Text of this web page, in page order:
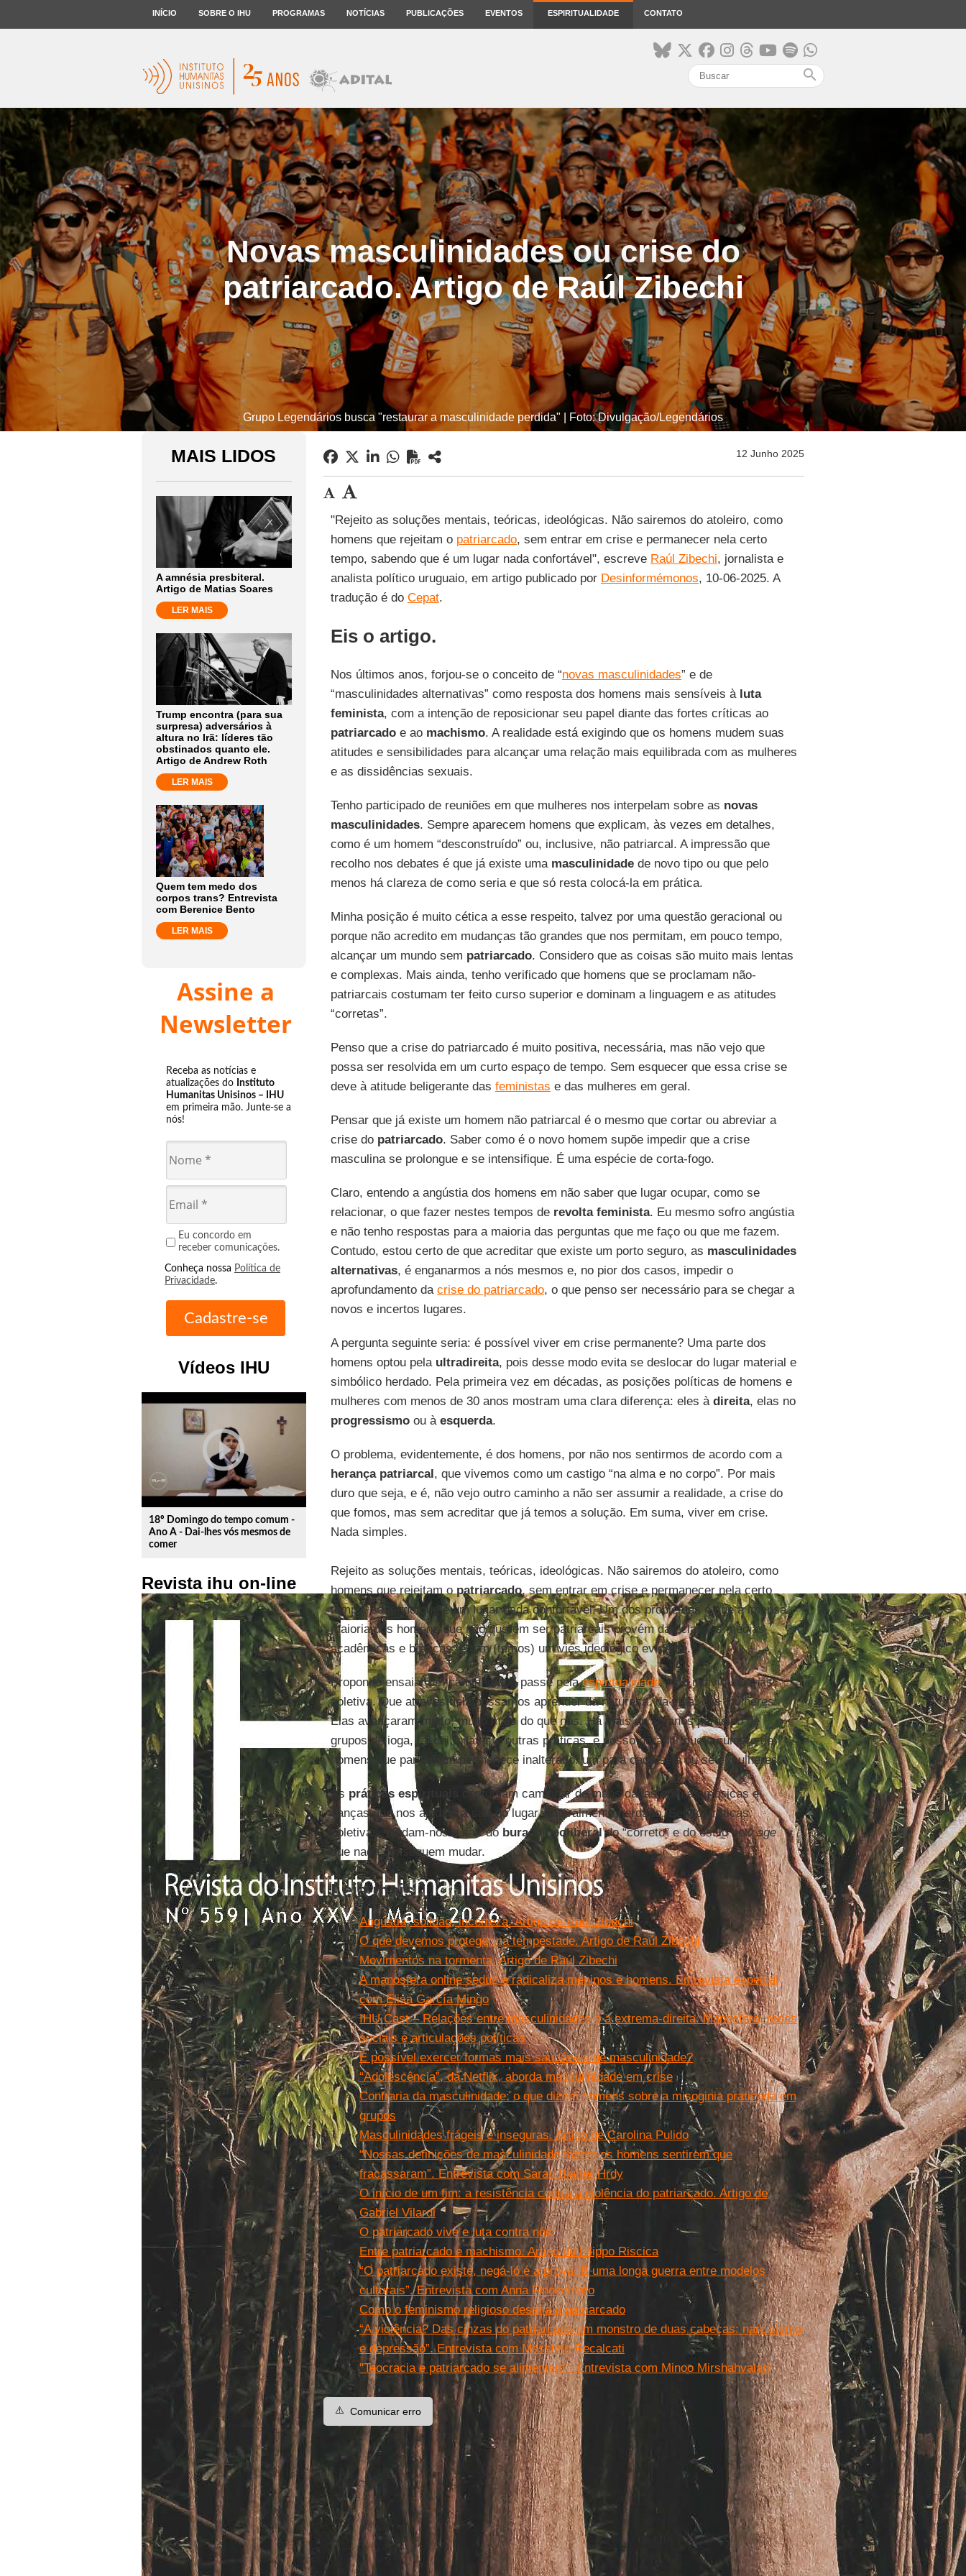
INÍCIO SOBRE O IHU PROGRAMAS NOTÍCIAS PUBLICAÇÕES EVENTOS ESPIRITUALIDADE CONTATO
search
Novas masculinidades ou crise do
patriarcado. Artigo de Raúl Zibechi
Grupo Legendários busca "restaurar a masculinidade perdida" | Foto: Divulgação/Legendários
MAIS LIDOS
A amnésia presbiteral.
Artigo de Matias Soares
LER MAIS
Trump encontra (para sua
surpresa) adversários à
altura no Irã: líderes tão
obstinados quanto ele.
Artigo de Andrew Roth
LER MAIS
Quem tem medo dos
corpos trans? Entrevista
com Berenice Bento
LER MAIS
Assine a
Newsletter
Receba as notícias e
atualizações do Instituto
Humanitas Unisinos – IHU
em primeira mão. Junte-se a
nós!
Eu concordo em
receber comunicações.
Conheça nossa Política de
Privacidade.
Vídeos IHU
play_circle_outline
18º Domingo do tempo comum -
Ano A - Dai-lhes vós mesmos de
comer
Revista ihu on-line
12 Junho 2025
"Rejeito as soluções mentais, teóricas, ideológicas. Não sairemos do atoleiro, como
homens que rejeitam o patriarcado, sem entrar em crise e permanecer nela certo
tempo, sabendo que é um lugar nada confortável", escreve Raúl Zibechi, jornalista e
analista político uruguaio, em artigo publicado por Desinformémonos, 10-06-2025. A
tradução é do Cepat.
Eis o artigo.
Nos últimos anos, forjou-se o conceito de “novas masculinidades” e de
“masculinidades alternativas” como resposta dos homens mais sensíveis à luta
feminista, com a intenção de reposicionar seu papel diante das fortes críticas ao
patriarcadoe ao machismo. A realidade está exigindo que os homens mudem suas
atitudes e sensibilidades para alcançar uma relação mais equilibrada com as mulheres
e as dissidências sexuais.
Tenho participado de reuniões em que mulheres nos interpelam sobre as novas
masculinidades. Sempre aparecem homens que explicam, às vezes em detalhes,
como é um homem “desconstruído” ou, inclusive, não patriarcal. A impressão que
recolho nos debates é que já existe uma masculinidadede novo tipo ou que pelo
menos há clareza de como seria e que só resta colocá-la em prática.
Minha posição é muito cética a esse respeito, talvez por uma questão geracional ou
porque não acredito em mudanças tão grandes que nos permitam, em pouco tempo,
alcançar um mundo sem patriarcado. Considero que as coisas são muito mais lentas
e complexas. Mais ainda, tenho verificado que homens que se proclamam não-
patriarcais costumam ter feito curso superior e dominam a linguagem e as atitudes
“corretas”.
Penso que a crise do patriarcado é muito positiva, necessária, mas não vejo que
possa ser resolvida em um curto espaço de tempo. Sem esquecer que essa crise se
deve à atitude beligerante das feministas e das mulheres em geral.
Pensar que já existe um homem não patriarcal é o mesmo que cortar ou abreviar a
crise do patriarcado. Saber como é o novo homem supõe impedir que a crise
masculina se prolongue e se intensifique. É uma espécie de corta-fogo.
Claro, entendo a angústia dos homens em não saber que lugar ocupar, como se
relacionar, o que fazer nestes tempos de revolta feminista. Eu mesmo sofro angústia
e não tenho respostas para a maioria das perguntas que me faço ou que me fazem.
Contudo, estou certo de que acreditar que existe um porto seguro, as masculinidades
alternativas, é enganarmos a nós mesmos e, no pior dos casos, impedir o
aprofundamento da crise do patriarcado, o que penso ser necessário para se chegar a
novos e incertos lugares.
A pergunta seguinte seria: é possível viver em crise permanente? Uma parte dos
homens optou pela ultradireita, pois desse modo evita se deslocar do lugar material e
simbólico herdado. Pela primeira vez em décadas, as posições políticas de homens e
mulheres com menos de 30 anos mostram uma clara diferença: eles à direita, elas no
progressismoou à esquerda.
O problema, evidentemente, é dos homens, por não nos sentirmos de acordo com a
herança patriarcal, que vivemos como um castigo “na alma e no corpo”. Por mais
duro que seja, e é, não vejo outro caminho a não ser assumir a realidade, a crise do
que fomos, mas sem acreditar que já temos a solução. Em suma, viver em crise.
Nada simples.
Rejeito as soluções mentais, teóricas, ideológicas. Não sairemos do atoleiro, como
homens que rejeitam opatriarcado, sem entrar em crise e permanecer nela certo
tempo, sabendo que é um lugar nada confortável. Um dos problemas é que a imensa
maioria dos homens que não querem ser patriarcais provém das classes médias
acadêmicas e brancas, e tem (temos) um viés ideológico evidente.
Proponho ensaiar um caminho que passe pelaespiritualidade. Não individual, mas
coletiva. Que através dela possamos aprender da natureza, da vida, das mulheres.
Elas avançaram muito, muito mais do que nós. Há mais de 30 anos participo de
grupos de ioga, tai chi, pilates e outras práticas, e posso garantir que o número de
homens que participam permanece inalterado: um para cada seis ou sete mulheres.
As práticas espirituais
costumam caminhar de mãos dadas com as músicas e
danças que nos ajudam a sair do lugar culturalmente herdado. Sendo práticas
coletivas, ajudam-nos a sair doburaco neoliberaldo “correto” e do estilonew age
que nada conseguem mudar.
Leia mais
Angústia, solidão, incerteza. Artigo de Raúl Zibechi
O que devemos proteger na tempestade. Artigo de Raúl Zibechi
Movimentos na tormenta. Artigo de Raúl Zibechi
A manosfera online seduz e radicaliza meninos e homens. Entrevista especial
com Elisa García Mingo
IHU Cast – Relações entre masculinidades e a extrema-direita. Manosfera, redes
sociais e articulações políticas
É possível exercer formas mais saudáveis de masculinidade?
“Adolescência”, da Netflix, aborda masculinidade em crise
Confraria da masculinidade: o que dizem homens sobre a misoginia praticada em
grupos
Masculinidades frágeis e inseguras. Artigo de Carolina Pulido
“Nossas definições de masculinidade fazem os homens sentirem que
fracassaram”. Entrevista com Sarah Blaffer Hrdy
O início de um fim: a resistência contra a violência do patriarcado. Artigo de
Gabriel Vilardi
O patriarcado vive e luta contra nós
Entre patriarcado e machismo. Artigo de Filippo Riscica
“O patriarcado existe, negá-lo é a prova. É uma longa guerra entre modelos
culturais”. Entrevista com Anna Finocchiaro
Como o feminismo religioso desafia o patriarcado
“A violência? Das cinzas do patriarcado um monstro de duas cabeças: narcisismo
e depressão”. Entrevista com Massimo Recalcati
"Teocracia e patriarcado se alimentam". Entrevista com Minoo Mirshahvalad
⚠️ Comunicar erro